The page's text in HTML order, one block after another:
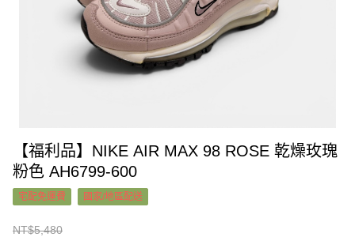
【福利品】NIKE AIR MAX 98 ROSE 乾燥玫瑰
粉色 AH6799-600
宅配免運費 國家/地區配送
NT$5,480